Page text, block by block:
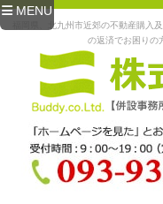
MENU
福岡県、北九州市近郊の不動産購入
の返済でお困りの